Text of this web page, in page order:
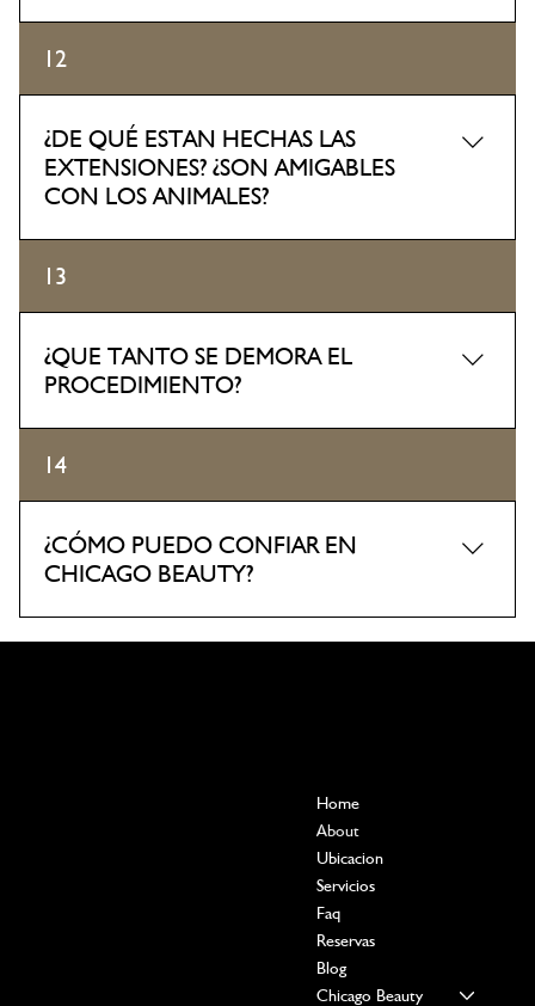
Nosotros tenemos una crema especial y removerlas solo
toma 15 minutos sin afectarlas en lo mínimo.
12
¿DE QUÉ ESTAN HECHAS LAS
EXTENSIONES? ¿SON AMIGABLES
CON LOS ANIMALES?
Sí, todos nuestros productos son amigables. Nuestras
extensiones son 70% de seda y 30% sintéticas.
13
¿QUE TANTO SE DEMORA EL
PROCEDIMIENTO?
Demorará aproximadamente entre 1-2 horas, en los que
probablemente estarás dormida como la mayoría de
nuestras clientas.
14
¿CÓMO PUEDO CONFIAR EN
CHICAGO BEAUTY?
Tenemos 15 años en el mercado y nuestros títulos y
eventos como el American Beauty Show cada año. Si
tienes alguna otra pregunta comunícate con nosotros y te
conectamos con una de nuestras clientes para que ella te
Home
About
Ubicacion
Servicios
Faq
Reservas
Blog
Chicago Beauty